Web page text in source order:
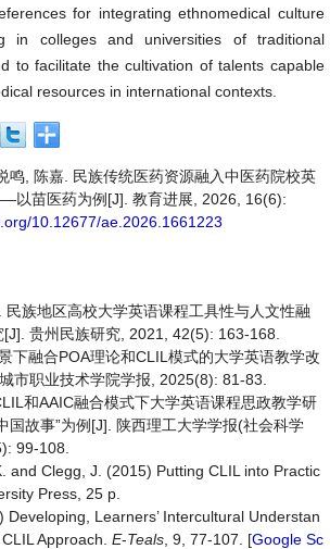
for integrating ethnomedical culture
in colleges and universities of traditional
to facilitate the cultivation of talents capable
resources in international contexts.
鸣, 陈嘉. 民族传统医药资源融入中医药院校英
以苗医药为例[J]. 教育进展, 2026, 16(6):
10.12677/ae.2026.1661223
民族地区高校大学英语课程工具性与人文性融
贵州民族研究, 2021, 42(5): 163-168.
下融合POA理论和CLIL模式的大学英语教学改
市职业技术学院学报, 2025(8): 81-83.
和AAIC融合模式下大学英语课程思政教学研
故事”为例[J]. 陕西理工大学学报(社会科学
99-108.
and Clegg, J. (2015) Putting CLIL into Practic
Press, 25 p.
Developing, Learners’ Intercultural Understan
Approach. E-Teals , 9, 77-107. [Google Sc